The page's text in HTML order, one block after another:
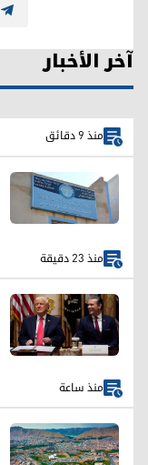
آخر الأخبار
منذ 9 دقائق
منذ 23 دقيقة
منذ ساعة